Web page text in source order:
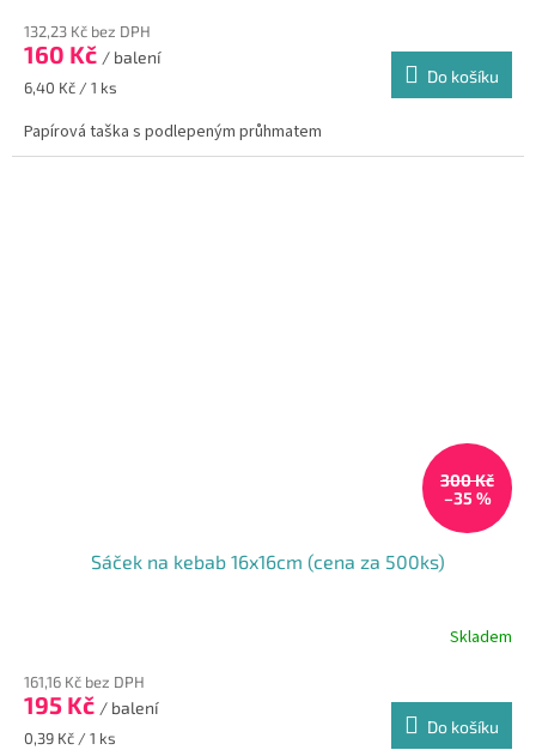
produktu
je
5,0
5
132,23 Kč bez DPH
160 Kč / balení
Měrná
6,40 Kč / 1 ks
Do košíku
Papírová taška s podlepeným průhmatem
300 Kč
–35 %
Sáček na kebab 16x16cm (cena za 500ks)
Skladem
161,16 Kč bez DPH
195 Kč / balení
Měrná
0,39 Kč / 1 ks
Do košíku